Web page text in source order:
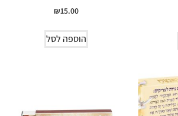
₪15.00
הוספה לסל